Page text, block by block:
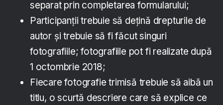
separat prin completarea formularului;
Participanții trebuie să dețină drepturile de
autor și trebuie să fi făcut singuri
fotografiile; fotografiile pot fi realizate după
1 octombrie 2018;
Fiecare fotografie trimisă trebuie să aibă un
titlu, o scurtă descriere care să explice ce